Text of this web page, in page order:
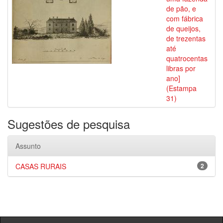
de pão, e
com fábrica
de queijos,
de trezentas
até
quatrocentas
libras por
ano]
(Estampa
31)
Sugestões de pesquisa
Assunto
2
CASAS RURAIS